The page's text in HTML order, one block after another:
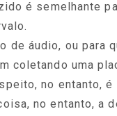
é semelhante
de áudio, ou para
coletando uma
no entanto,
no entanto, a